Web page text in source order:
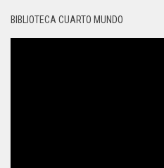
BIBLIOTECA CUARTO MUNDO